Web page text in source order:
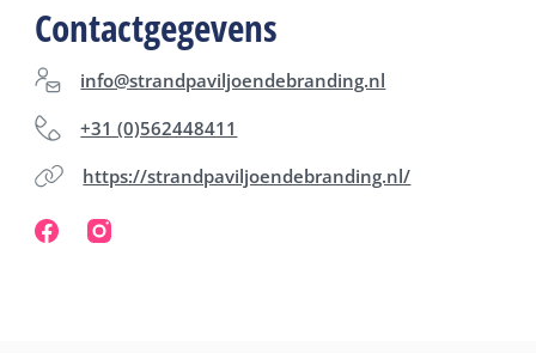
Contactgegevens
info@strandpaviljoendebranding.nl
+31 (0)562448411
https://strandpaviljoendebranding.nl/